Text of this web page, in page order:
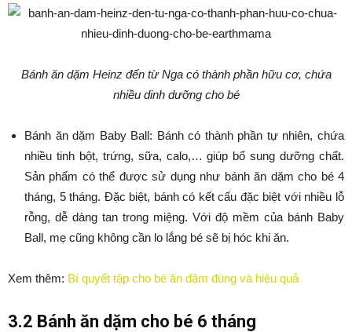
Bánh ăn dặm Heinz đến từ Nga có thành phần hữu cơ, chứa
nhiều dinh dưỡng cho bé
Bánh ăn dặm Baby Ball: Bánh có thành phần tự nhiên, chứa
nhiều tinh bột, trứng, sữa, calo,… giúp bổ sung dưỡng chất.
Sản phẩm có thể được sử dụng như bánh ăn dặm cho bé 4
tháng, 5 tháng. Đặc biệt, bánh có kết cấu đặc biệt với nhiều lỗ
rỗng, dễ dàng tan trong miệng. Với độ mềm của bánh Baby
Ball, mẹ cũng không cần lo lắng bé sẽ bị hóc khi ăn.
Xem thêm: Bí quyết tập cho bé ăn dặm đúng và hiệu quả
3.2 Bánh ăn dặm cho bé 6 tháng